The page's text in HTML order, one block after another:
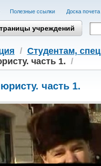
Полезные cсылки Доска почета
учреждений
/ Студентам,
часть 1. /
часть 1.